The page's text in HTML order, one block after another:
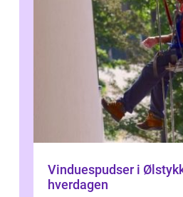
Vinduespudser i
hverdagen